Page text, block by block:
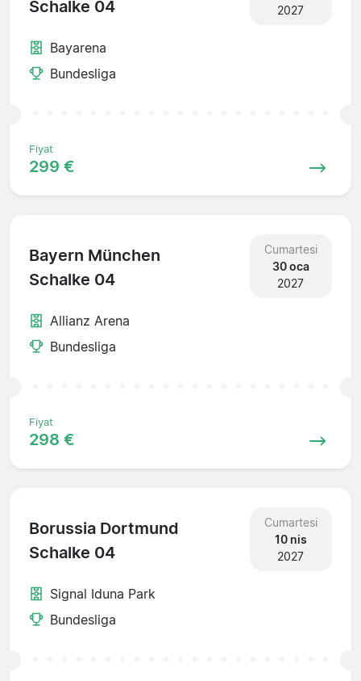
Schalke 04 2027
Bayarena
Bundesliga
Fiyat
299 €
Bayern München
Schalke 04
Cumartesi
30 oca
2027
Allianz Arena
Bundesliga
Fiyat
298 €
Borussia Dortmund
Schalke 04
Cumartesi
10 nis
2027
Signal Iduna Park
Bundesliga